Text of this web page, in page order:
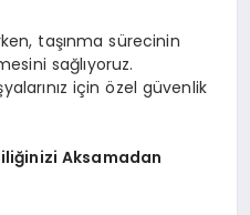
taşınma sürecinin
sağlıyoruz.
için özel güvenlik
Aksamadan